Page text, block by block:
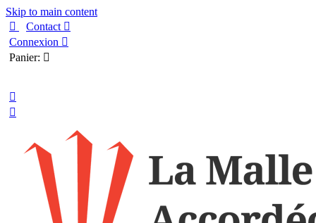
Skip to main content

Contact 
Connexion 
Panier: 

